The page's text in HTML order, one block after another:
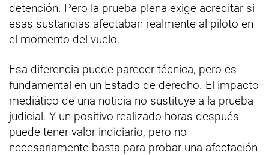
detención. Pero la prueba plena exige acreditar si
esas sustancias afectaban realmente al piloto en
el momento del vuelo.
Esa diferencia puede parecer técnica, pero es
fundamental en un Estado de derecho. El impacto
mediático de una noticia no sustituye a la prueba
judicial. Y un positivo realizado horas después
puede tener valor indiciario, pero no
necesariamente basta para probar una afectación